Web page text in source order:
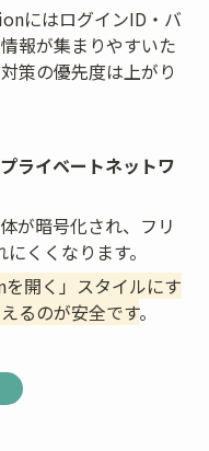
にはログインID・バ
報が集まりやすいた
策の優先度は上がり
ライベートネットワ
が暗号化され、フリ
くくなります。
開く」スタイルにす
るのが安全です。